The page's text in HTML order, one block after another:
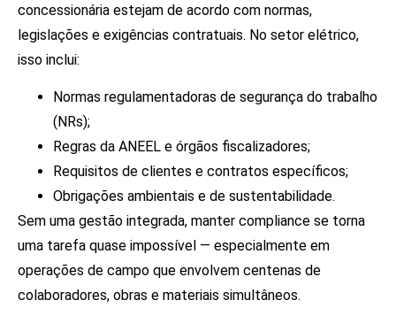
concessionária estejam de acordo com normas,
legislações e exigências contratuais. No setor elétrico,
isso inclui:
Normas regulamentadoras de segurança do trabalho
(NRs);
Regras da ANEEL e órgãos fiscalizadores;
Requisitos de clientes e contratos específicos;
Obrigações ambientais e de sustentabilidade.
Sem uma gestão integrada, manter compliance se torna
uma tarefa quase impossível — especialmente em
operações de campo que envolvem centenas de
colaboradores, obras e materiais simultâneos.